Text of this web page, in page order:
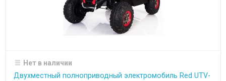
Нет в наличии
Двухместный полноприводный электромобиль Red UTV-